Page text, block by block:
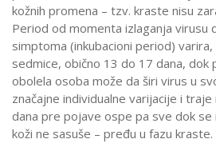
kožnih promena – tzv. kraste nisu
Period od momenta izlaganja virusu
simptoma (inkubacioni period)
sedmice, obično 13 do 17 dana, dok
obolela osoba može da širi virus u
značajne individualne varijacije i
dana pre pojave ospe pa sve dok
koži ne sasuše – pređu u fazu kraste.